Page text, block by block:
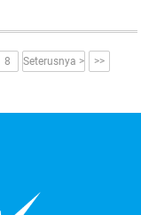
8 Seterusnya >
>>